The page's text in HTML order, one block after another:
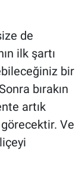
de
ilk şartı
bir
bırakın
artık
Ve